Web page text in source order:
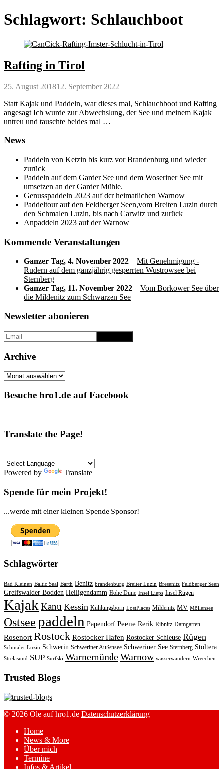
Schlagwort: Schlauchboot
Rafting in Tirol
Posted
25. August 201812. September 2022
Statt Kajak und Paddeln, war dieses mal, Schlauchboot und Rafting
angesagt Ich wurde zur Abwechslung, der See und meinem Kajak
untreu und tauschte beides mal …
News
Paddeln von Ketzin bis kurz vor Brandenburg und wieder
zurück
Paddeln auf dem Garder See und dem Woseriner See mit
umsetzen an der Garder Mühle.
Genusspaddeln 2023 auf der heimatlichen Warnow
Paddeltour auf den Feldberger Seen,vom Breiten Luzin durch
den Schmalen Luzin, bis nach Carwitz und zurück
Anpaddeln 2023 auf der Warnow
Kommende Veranstaltungen
Ganzer Tag, 4. November 2022 – Mit Genehmigung -
Rudern auf dem ganzjährig gesperrten Wustrowsee bei
Sternberg
Ganzer Tag, 11. November 2022 – Vom Borkower See über
die Mildenitz zum Schwarzen See
Newsletter abonieren
Archive
Archive
Besuche hro1.de auf Facebook
Translate the Page!
Powered by Translate
Spende für mein Projekt!
...werde mit einer kleinen Spende Sponsor!
Schlagwörter
Bad Kleinen Baltic Seal Barth Benitz brandenburg Breiter Luzin Bresenitz Feldberger Seen
Greifswalder Bodden Heiligendamm Hohe Düne Insel Lieps Insel Rügen
Kajak Kanu Kessin Kühlungsborn LostPlaces Mildenitz MV Möllensee
Ostseepaddeln Papendorf Peene Rerik Ribnitz-Damgarten
Rosenort Rostock Rostocker Hafen Rostocker Schleuse Rügen
Schmaler Luzin Schwerin Schweriner Außensee Schweriner See Sternberg Stoltera
Strelasund SUP Surfski WarnemündeWarnow wasserwandern Wreechen
Trusted Blogs
© 2026 Ole auf hro1.de Datenschutzerklärung
Home
News & More
Über mich
Termine
Infos & Artikel